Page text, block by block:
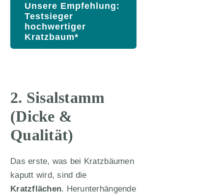
Unsere Empfehlung:
Testsieger
hochwertiger
Kratzbaum*
2. Sisalstamm
(Dicke &
Qualität)
Das erste, was bei Kratzbäumen
kaputt wird, sind die
Kratzflächen. Herunterhängende